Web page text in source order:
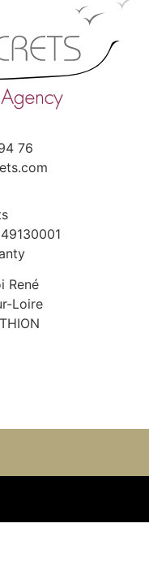
76
René
Loire